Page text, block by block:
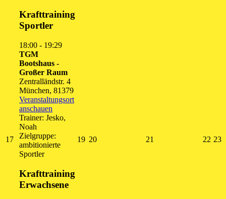
1717.
August
2026
Krafttraining
Sportler
18:00 - 19:29
TGM
Bootshaus -
Großer Raum
Zentralländstr. 4
München, 81379
Veranstaltungsort
anschauen
Trainer: Jesko,
Noah
Zielgruppe:
ambitionierte
Sportler
Krafttraining
Erwachsene
1919.
2020.
21 22 22.
23